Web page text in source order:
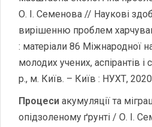
О. І. Семенова // Наукові
вирішенню проблем
: матеріали 86 Міжнародної
молодих учених, аспірантів і
р., м. Київ. – Київ : НУХТ,
Процеси акумуляції та
опідзоленому ґрунті / О. І.